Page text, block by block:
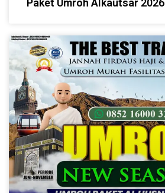
Paket Umroh Alkautsar 2026